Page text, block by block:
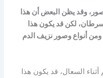
وقد يظن البعض أن هذا
لكن قد يكون هذا
ومن أنواع وصور نزيف الدم
السعال، قد يكون هذا